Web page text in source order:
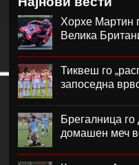
Хорхе Мартин
Велика
Тиквеш го
запоседна
Брегалница
домашен меч